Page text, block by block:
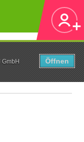
GmbH
Öffnen